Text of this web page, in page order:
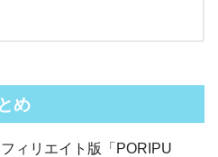
め
ィリエイト版「PORIPU